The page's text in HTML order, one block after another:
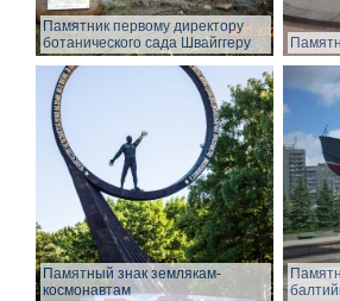
Памятник первому директору
ботанического сада Швайггеру
Памятный знак землякам-
космонавтам